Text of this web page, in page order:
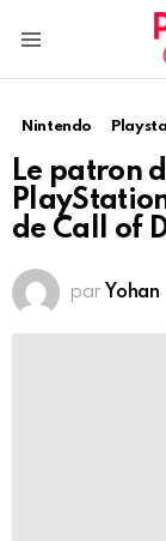
Nintendo
Le patron
de Call of
par Yohan